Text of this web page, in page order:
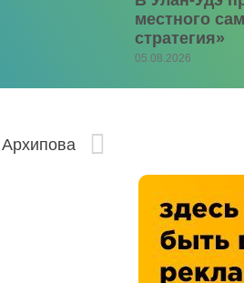
местного
стратегия»
05.08.2026